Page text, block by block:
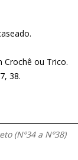
Crochê ou Trico.
38.
(Nº34 a Nº38)